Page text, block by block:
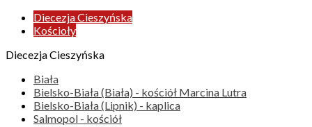
Diecezja Cieszyńska
Kościoły
Diecezja Cieszyńska
Biała
Bielsko-Biała (Biała) - kościół Marcina Lutra
Bielsko-Biała (Lipnik) - kaplica
Salmopol - kościół